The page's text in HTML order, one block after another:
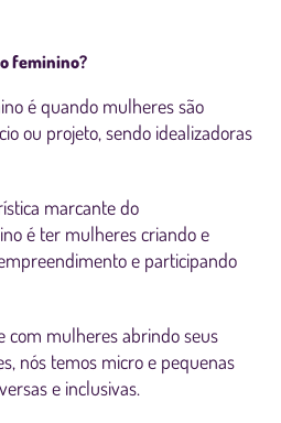
feminino?
é quando mulheres são
ou projeto, sendo idealizadoras
marcante do
é ter mulheres criando e
e participando
com mulheres abrindo seus
nós temos micro e pequenas
e inclusivas.